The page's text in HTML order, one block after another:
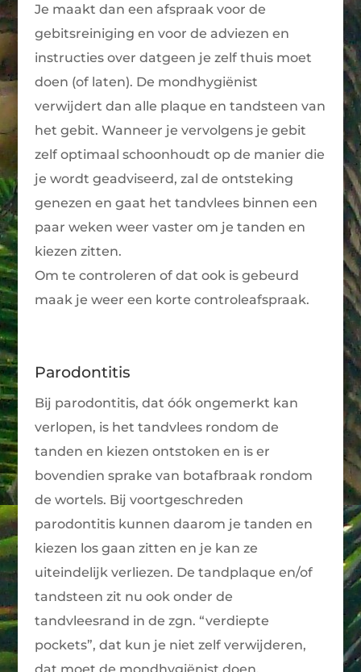
Je maakt dan een afspraak voor de
gebitsreiniging en voor de adviezen en
instructies over datgeen je zelf thuis moet
doen (of laten). De mondhygiënist
verwijdert dan alle plaque en tandsteen van
het gebit. Wanneer je vervolgens je gebit
zelf optimaal schoonhoudt op de manier die
je wordt geadviseerd, zal de ontsteking
genezen en gaat het tandvlees binnen een
paar weken weer vaster om je tanden en
kiezen zitten.
Om te controleren of dat ook is gebeurd
maak je weer een korte controleafspraak.
Parodontitis
Bij parodontitis, dat óók ongemerkt kan
verlopen, is het tandvlees rondom de
tanden en kiezen ontstoken en is er
bovendien sprake van botafbraak rondom
de wortels. Bij voortgeschreden
parodontitis kunnen daarom je tanden en
kiezen los gaan zitten en je kan ze
uiteindelijk verliezen. De tandplaque en/of
tandsteen zit nu ook onder de
tandvleesrand in de zgn. “verdiepte
pockets”, dat kun je niet zelf verwijderen,
dat moet de mondhygiënist doen.